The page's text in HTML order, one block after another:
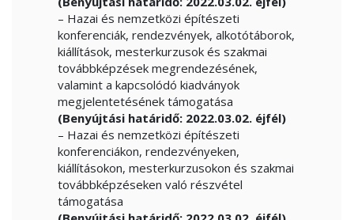
– Hazai és nemzetközi építészeti
konferenciák, rendezvények, alkotótáborok,
kiállítások, mesterkurzusok és szakmai
továbbképzések megrendezésének,
valamint a kapcsolódó kiadványok
megjelentetésének támogatása
(Benyújtási határidő: 2022.03.02. éjfél)
– Hazai és nemzetközi építészeti
konferenciákon, rendezvényeken,
kiállításokon, mesterkurzusokon és szakmai
továbbképzéseken való részvétel
támogatása